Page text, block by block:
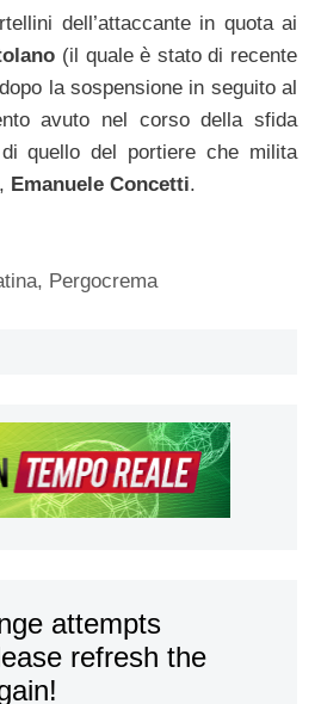
dell’attaccante in quota ai
(il quale è stato di recente
la sospensione in seguito al
avuto nel corso della sfida
quello del portiere che milita
Emanuele Concetti.
, Pergocrema